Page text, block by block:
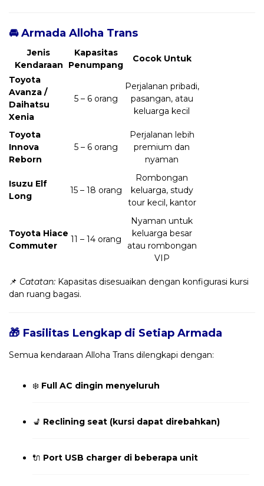
🚘 Armada Alloha Trans
Jenis
Kendaraan
Kapasitas
Penumpang
Cocok Untuk
Toyota
Avanza /
Daihatsu
Xenia
5 – 6 orang
Perjalanan pribadi,
pasangan, atau
keluarga kecil
Toyota
Innova
Reborn
5 – 6 orang
Perjalanan lebih
premium dan
nyaman
Isuzu Elf
Long
15 – 18 orang
Rombongan
keluarga, study
tour kecil, kantor
Toyota Hiace
Commuter
11 – 14 orang
Nyaman untuk
keluarga besar
atau rombongan
VIP
📌 Catatan: Kapasitas disesuaikan dengan konfigurasi kursi
dan ruang bagasi.
🎁 Fasilitas Lengkap di Setiap Armada
Semua kendaraan Alloha Trans dilengkapi dengan:
❄️ Full AC dingin menyeluruh
💺 Reclining seat (kursi dapat direbahkan)
🔌 Port USB charger di beberapa unit